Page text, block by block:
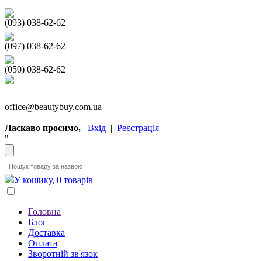
(093) 038-62-62
(097) 038-62-62
(050) 038-62-62
office@beautybuy.com.ua
Ласкаво просимо, Вхід | Реєстрація
"
У кошику, 0 товарів
Головна
Блог
Доставка
Оплата
Зворотній зв'язок